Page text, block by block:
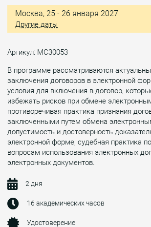
Москва, 25 - 26 января 2027
Другие даты
Артикул: МС30053
В программе рассматриваются
заключения договоров в электронной
условия для включения в договор,
избежать рисков при обмене
противоречивая практика признания
заключенными путем обмена
допустимость и достоверность
электронной форме, судебная практика
вопросам использования электронных
электронных документов.
2 дня
16 академических часов
Удостоверение